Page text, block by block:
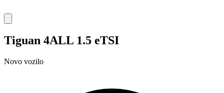
Tiguan 4ALL 1.5 eTSI
Novo vozilo